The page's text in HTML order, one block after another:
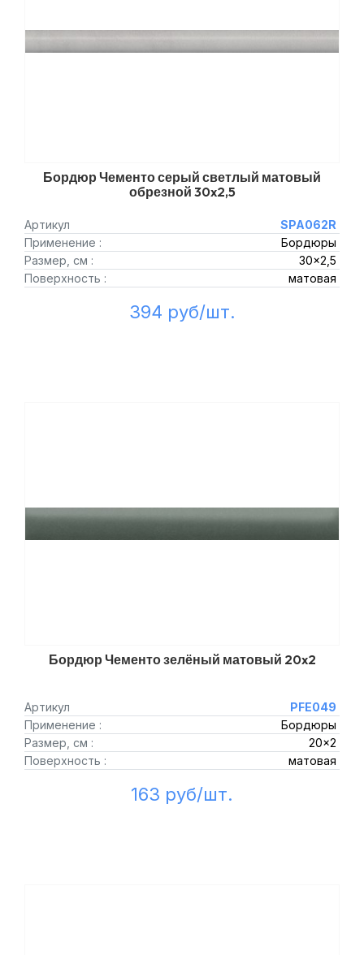
Бордюр Чементо серый светлый матовый
обрезной 30x2,5
Артикул
SPA062R
Применение :
Бордюры
Размер, см :
30x2,5
Поверхность :
матовая
394 руб/шт.
Бордюр Чементо зелёный матовый 20x2
Артикул
PFE049
Применение :
Бордюры
Размер, см :
20x2
Поверхность :
матовая
163 руб/шт.